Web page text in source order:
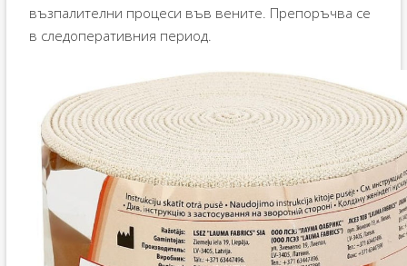
възпалителни процеси във вените. Препоръчва се
в следоперативния период.